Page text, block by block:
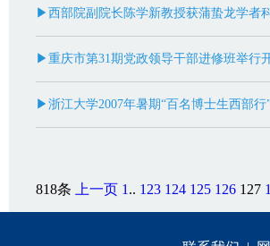
▶西部院副院长陈学新教授获蒲蛰龙学者
▶重庆市第31期党政领导干部进修班举行
▶浙江大学2007年暑期“百名博士生西部行
818条 上一页 1 .. 123 124 125 126 127